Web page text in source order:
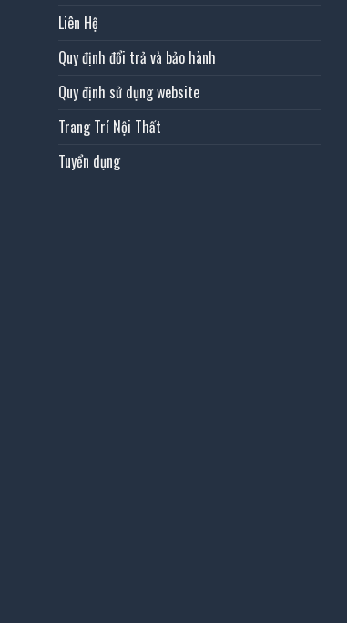
Liên Hệ
Quy định đổi trả và bảo hành
Quy định sử dụng website
Trang Trí Nội Thất
Tuyển dụng